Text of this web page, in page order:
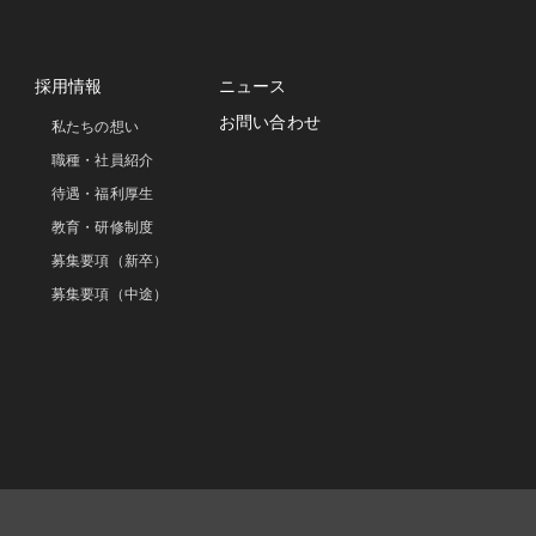
採用情報
私たちの想い
職種・社員紹介
待遇・福利厚生
教育・研修制度
募集要項（新卒）
募集要項（中途）
ニュース
お問い合わせ